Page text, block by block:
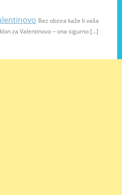
Bez obzira kaže li vaša
za Valentinovo – ona sigurno […]